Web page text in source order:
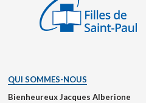
QUI SOMMES-NOUS
Bienheureux Jacques Alberione